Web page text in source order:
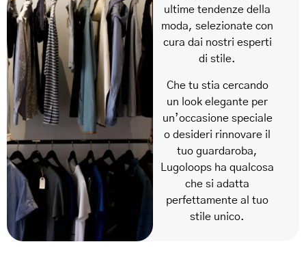
ultime tendenze della
moda, selezionate con
cura dai nostri esperti
di stile.
Che tu stia cercando
un look elegante per
un’occasione speciale
o desideri rinnovare il
tuo guardaroba,
Lugoloops ha qualcosa
che si adatta
perfettamente al tuo
stile unico.